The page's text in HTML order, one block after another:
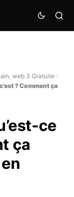
web 3 Gratuite :
? Comment ça
ce
ça